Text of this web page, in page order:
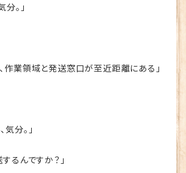
分。」
作業領域と発送窓口が至近距離にある」
気分。」
るんですか？」